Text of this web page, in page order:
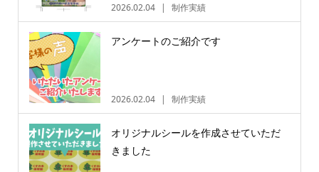
2026.02.04 制作実績
アンケートのご紹介です
2026.02.04 制作実績
オリジナルシールを作成させていただ
きました